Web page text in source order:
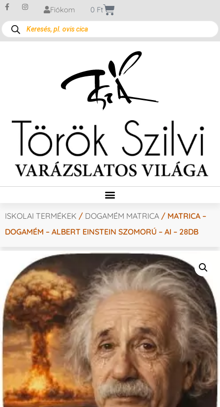
Fiókom 0 Ft
ISKOLAI TERMÉKEK / DOGAMÉM MATRICA / MATRICA –
DOGAMÉM – ALBERT EINSTEIN SZOMORÚ – AI – 28DB